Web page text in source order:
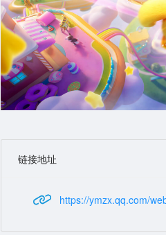
链接地址
https://ymzx.qq.com/